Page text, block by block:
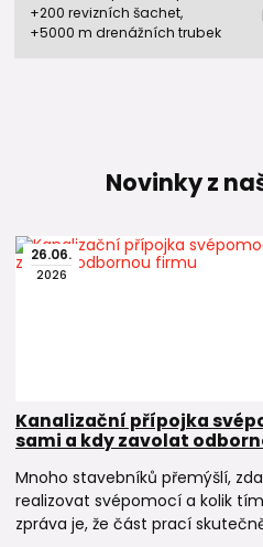
+200 revizních šachet,
+5000 m drenážních trubek
Novinky z
26.06.
2026
Kanalizační přípojka
sami a kdy zavolat
Mnoho stavebníků přemýšlí,
realizovat svépomocí a kolik
zpráva je, že část prací